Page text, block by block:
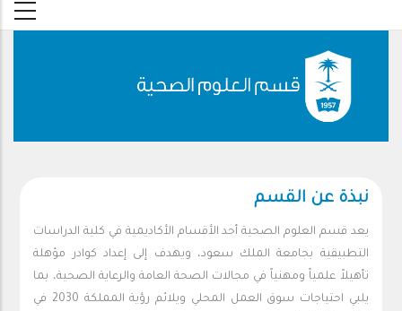
نبذة عن القسم
يعد قسم العلوم الصحية أحد الأقسام الأكاديمية في كلية الدراسات
التطبيقية بجامعة الملك سعود، ويهدف إلى إعداد كوادر مؤهلة
تأهيلاً علمياً ومهنياً في مجالات الصحة العامة والرعاية الصحية، بما
يلبي احتياجات سوق العمل المحلي ويلائم رؤية المملكة 2030 في